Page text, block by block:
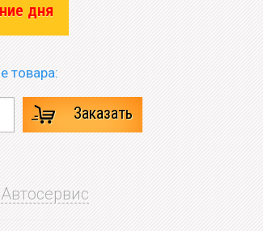
дня
товара:
Заказать
Автосервис